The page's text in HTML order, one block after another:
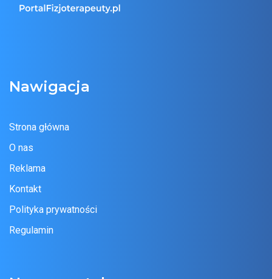
Nawigacja
Strona główna
O nas
Reklama
Kontakt
Polityka prywatności
Regulamin